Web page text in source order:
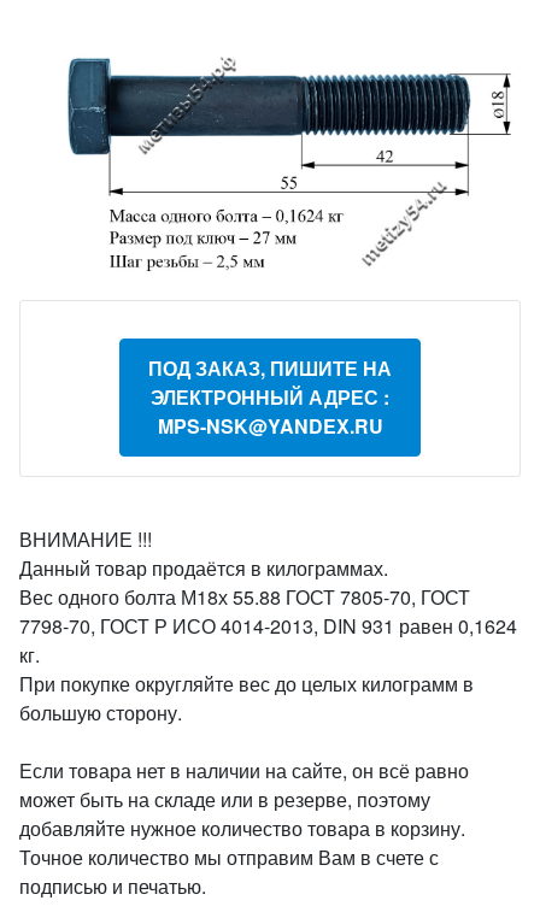
ПОД ЗАКАЗ, ПИШИТЕ НА
ЭЛЕКТРОННЫЙ АДРЕС :
MPS-NSK@YANDEX.RU
ВНИМАНИЕ !!!
Данный товар продаётся в килограммах.
Вес одного болта М18х 55.88 ГОСТ 7805-70, ГОСТ
7798-70, ГОСТ Р ИСО 4014-2013, DIN 931 равен 0,1624
кг.
При покупке округляйте вес до целых килограмм в
большую сторону.
Если товара нет в наличии на сайте, он всё равно
может быть на складе или в резерве, поэтому
добавляйте нужное количество товара в корзину.
Точное количество мы отправим Вам в счете с
подписью и печатью.